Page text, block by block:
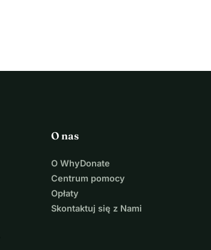
O nas
O WhyDonate
Centrum pomocy
Opłaty
Skontaktuj się z Nami